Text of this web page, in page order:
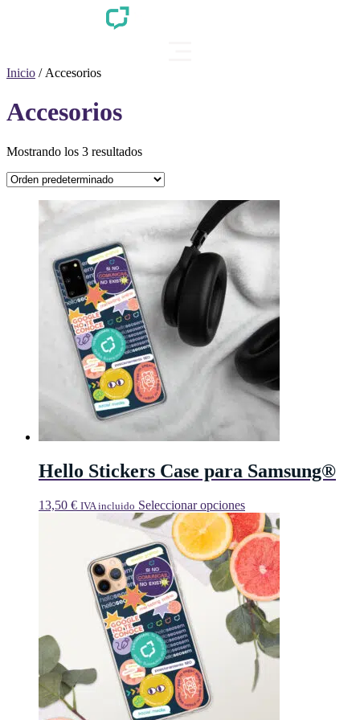
Inicio / Accesorios
Accesorios
Mostrando los 3 resultados
Hello Stickers Case para Samsung®
13,50 € IVA incluido Seleccionar opcionesEste
producto
tiene
múltiples
variantes.
Las
opciones
se
pueden
elegir
en
página
de